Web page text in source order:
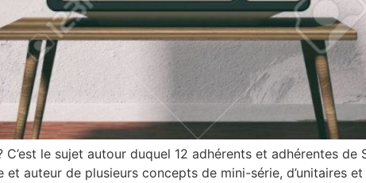
le sujet autour duquel 12 adhérents et adhérentes de
auteur de plusieurs concepts de mini-série, d’unitaires